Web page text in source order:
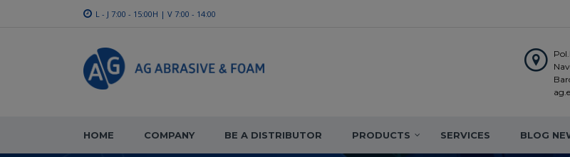
L - J 7:00 - 15:00H | V 7:00 - 14:00
HOME COMPANY BE A DISTRIBUTOR PRODUCTS SERVICES BLOG